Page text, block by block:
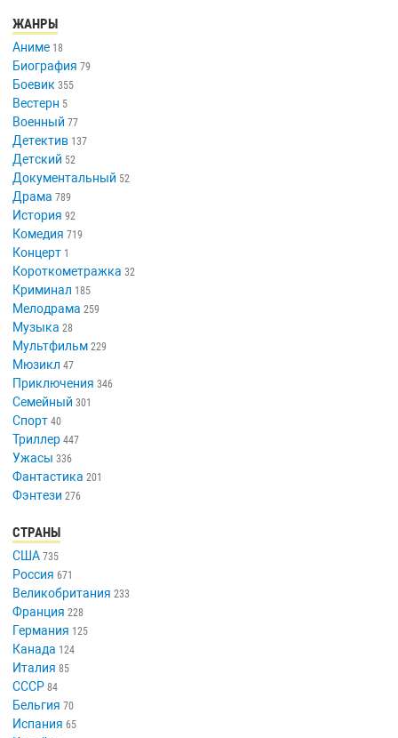
ЖАНРЫ
Аниме 18
Биография 79
Боевик 355
Вестерн 5
Военный 77
Детектив 137
Детский 52
Документальный 52
Драма 789
История 92
Комедия 719
Концерт 1
Короткометражка 32
Криминал 185
Мелодрама 259
Музыка 28
Мультфильм 229
Мюзикл 47
Приключения 346
Семейный 301
Спорт 40
Триллер 447
Ужасы 336
Фантастика 201
Фэнтези 276
СТРАНЫ
США 735
Россия 671
Великобритания 233
Франция 228
Германия 125
Канада 124
Италия 85
СССР 84
Бельгия 70
Испания 65